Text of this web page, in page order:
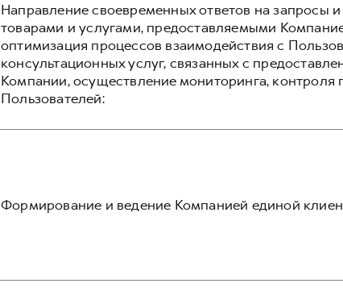
Направление своевременных ответов на запросы
товарами и услугами, предоставляемыми
оптимизация процессов взаимодействия с
консультационных услуг, связанных с
Компании, осуществление мониторинга, контроля
Пользователей:
Формирование и ведение Компанией единой